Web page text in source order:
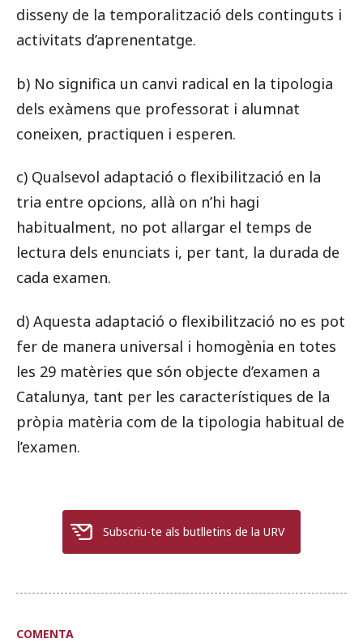
disseny de la temporalització dels continguts i
activitats d’aprenentatge.
b) No significa un canvi radical en la tipologia
dels exàmens que professorat i alumnat
coneixen, practiquen i esperen.
c) Qualsevol adaptació o flexibilització en la
tria entre opcions, allà on n’hi hagi
habitualment, no pot allargar el temps de
lectura dels enunciats i, per tant, la durada de
cada examen.
d) Aquesta adaptació o flexibilització no es pot
fer de manera universal i homogènia en totes
les 29 matèries que són objecte d’examen a
Catalunya, tant per les característiques de la
pròpia matèria com de la tipologia habitual de
l’examen.
Subscriu-te als butlletins de la URV
COMENTA